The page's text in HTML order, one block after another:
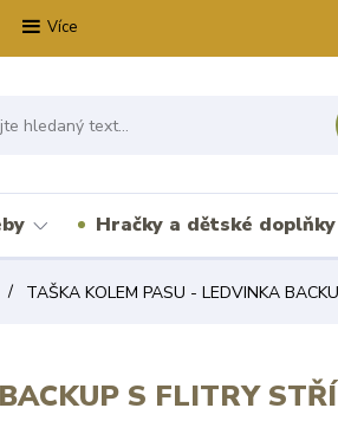
Více
Hračky a dětské doplňky
TAŠKA KOLEM PASU - LEDVINKA
S FLITRY